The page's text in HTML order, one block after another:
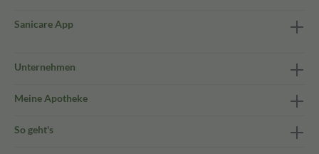
Sanicare App
Unternehmen
Meine Apotheke
So geht's